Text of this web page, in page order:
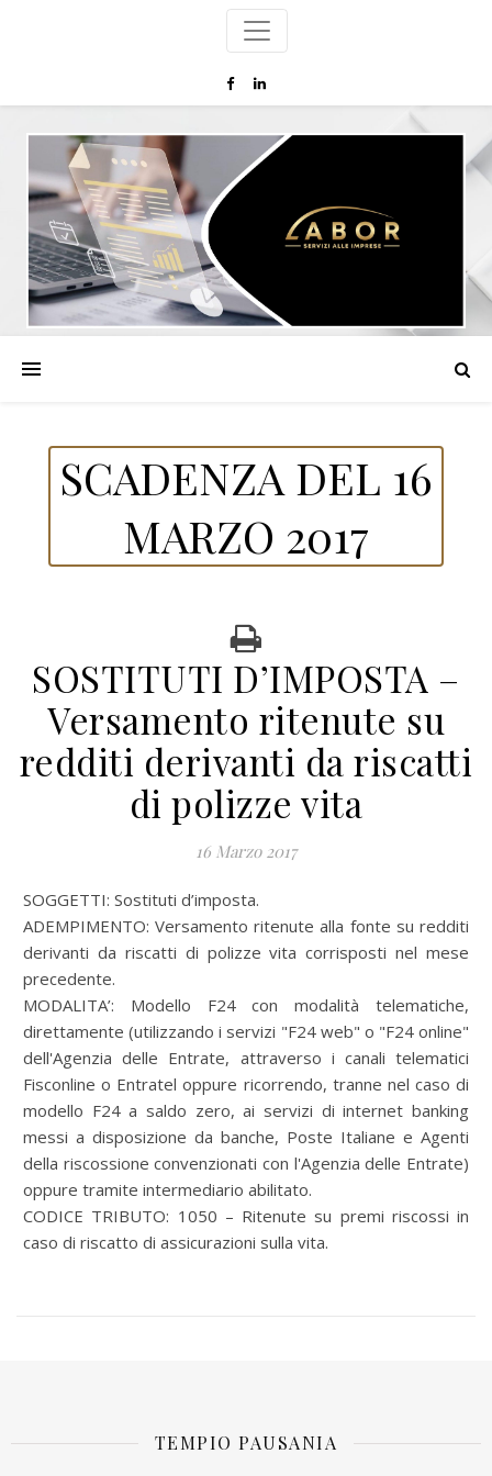
SCADENZA DEL 16
MARZO 2017
SOSTITUTI D’IMPOSTA –
Versamento ritenute su
redditi derivanti da riscatti
di polizze vita
16 Marzo 2017
SOGGETTI: Sostituti d’imposta.
ADEMPIMENTO: Versamento ritenute alla fonte su redditi
derivanti da riscatti di polizze vita corrisposti nel mese
precedente.
MODALITA’: Modello F24 con modalità telematiche,
direttamente (utilizzando i servizi "F24 web" o "F24 online"
dell'Agenzia delle Entrate, attraverso i canali telematici
Fisconline o Entratel oppure ricorrendo, tranne nel caso di
modello F24 a saldo zero, ai servizi di internet banking
messi a disposizione da banche, Poste Italiane e Agenti
della riscossione convenzionati con l'Agenzia delle Entrate)
oppure tramite intermediario abilitato.
CODICE TRIBUTO: 1050 – Ritenute su premi riscossi in
caso di riscatto di assicurazioni sulla vita.
TEMPIO PAUSANIA